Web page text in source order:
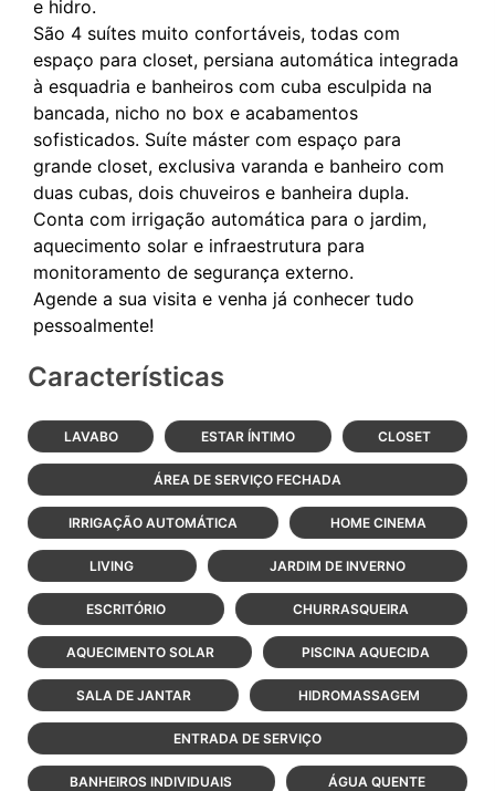
e hidro.
São 4 suítes muito confortáveis, todas com
espaço para closet, persiana automática integrada
à esquadria e banheiros com cuba esculpida na
bancada, nicho no box e acabamentos
sofisticados. Suíte máster com espaço para
grande closet, exclusiva varanda e banheiro com
duas cubas, dois chuveiros e banheira dupla.
Conta com irrigação automática para o jardim,
aquecimento solar e infraestrutura para
monitoramento de segurança externo.
Agende a sua visita e venha já conhecer tudo
Características
LAVABO ESTAR ÍNTIMO CLOSET
ÁREA DE SERVIÇO FECHADA
IRRIGAÇÃO AUTOMÁTICA HOME CINEMA
LIVING JARDIM DE INVERNO
ESCRITÓRIO CHURRASQUEIRA
AQUECIMENTO SOLAR PISCINA AQUECIDA
SALA DE JANTAR HIDROMASSAGEM
ENTRADA DE SERVIÇO
BANHEIROS INDIVIDUAIS ÁGUA QUENTE